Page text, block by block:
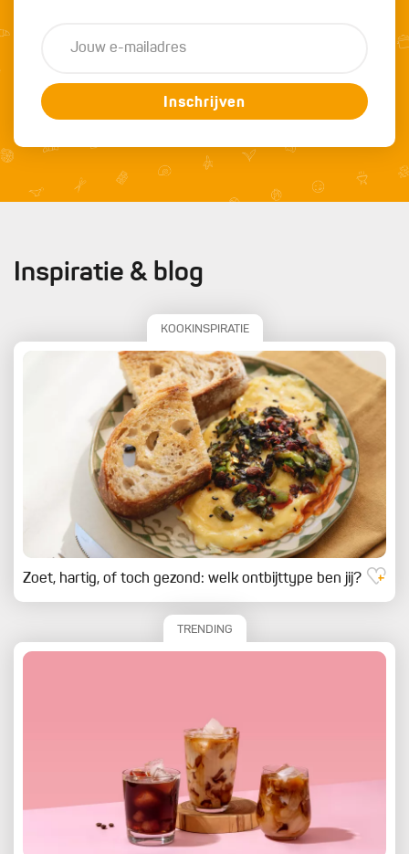
Inschrijven
Inspiratie & blog
KOOKINSPIRATIE
Zoet, hartig, of toch gezond: welk ontbijttype ben jij?
TRENDING